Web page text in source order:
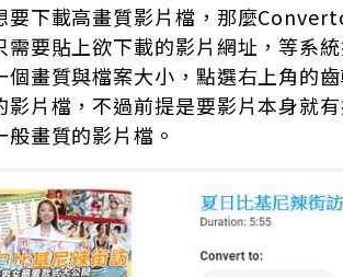
要下載高畫質影片檔，那麼
需要貼上欲下載的影片網址，等系
個畫質與檔案大小，點選右上角的
影片檔，不過前提是要影片本身就
般畫質的影片檔。